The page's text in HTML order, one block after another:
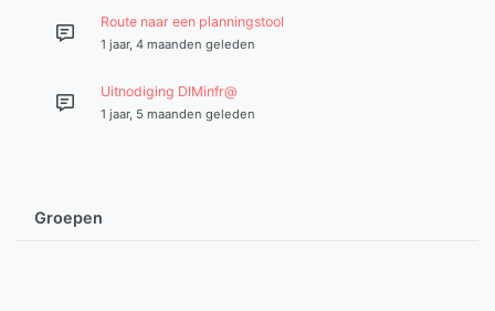
Route naar een planningstool
1 jaar, 4 maanden geleden
Uitnodiging DIMinfr@
1 jaar, 5 maanden geleden
Groepen